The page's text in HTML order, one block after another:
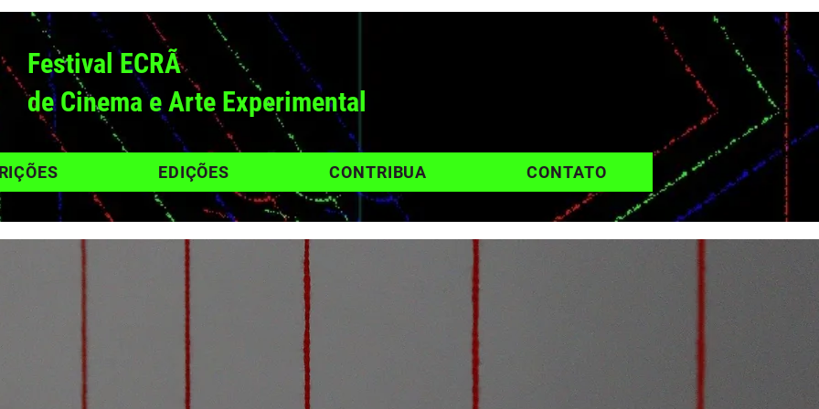
Festival ECRÃ
de Cinema e Arte Experimental
EDIÇÕES CONTRIBUA CONTATO